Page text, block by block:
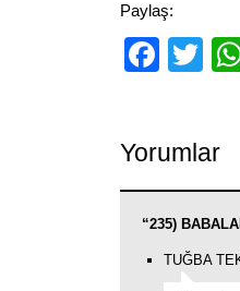
Paylaş:
Yorumlar
“235)
TUĞBA